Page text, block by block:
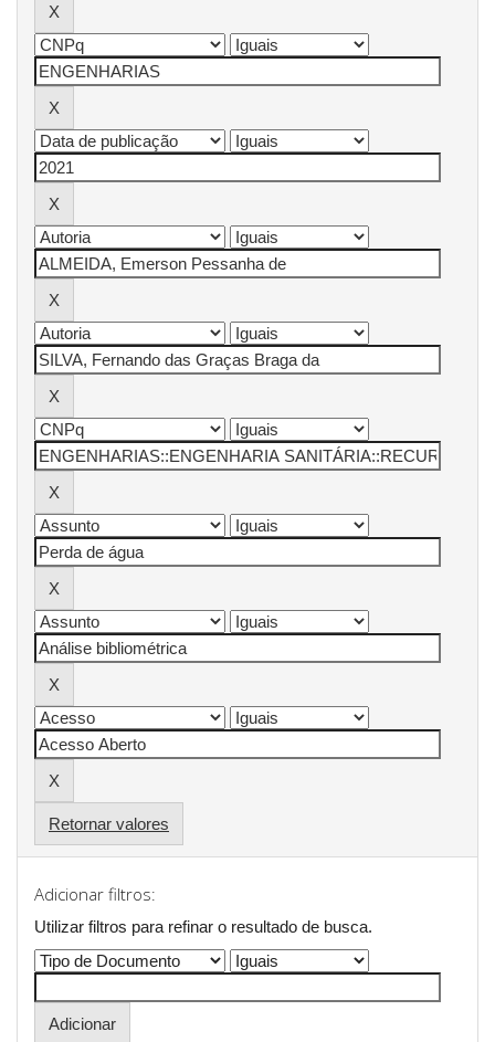
Retornar valores
Adicionar filtros:
Utilizar filtros para refinar o resultado de busca.